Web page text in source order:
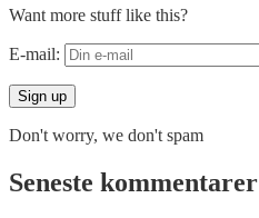
Want more stuff like this?
E-mail:
Don't worry, we don't spam
Seneste kommentarer